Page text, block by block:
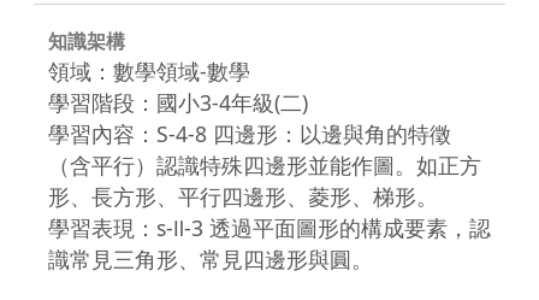
知識架構
領域：數學領域-數學
學習階段：國小3-4年級(二)
學習內容：S-4-8 四邊形：以邊與角的特徵
（含平行）認識特殊四邊形並能作圖。如正方
形、長方形、平行四邊形、菱形、梯形。
學習表現：s-Ⅱ-3 透過平面圖形的構成要素，認
識常見三角形、常見四邊形與圓。